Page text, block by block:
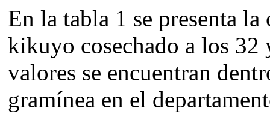
En la tabla 1 se presenta
kikuyo cosechado a los 32
valores se encuentran
gramínea en el